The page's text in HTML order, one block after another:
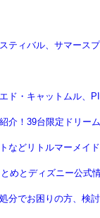
ティバル、サマース
ド・キャットムル、
介！39台限定ドリ
などリトルマーメイ
めとディズニー公式
でお困りの方、検